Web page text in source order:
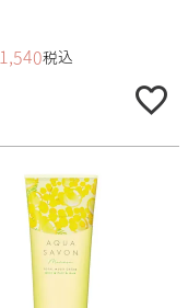
1,540税込